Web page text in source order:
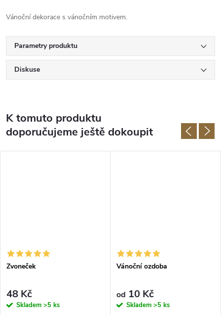
Vánoční dekorace s vánočním motivem.
Parametry produktu
Diskuse
K tomuto produktu
doporučujeme ještě dokoupit
Zvoneček
48 Kč
Skladem >5 ks
Vánoční ozdoba
od 10 Kč
Skladem >5 ks